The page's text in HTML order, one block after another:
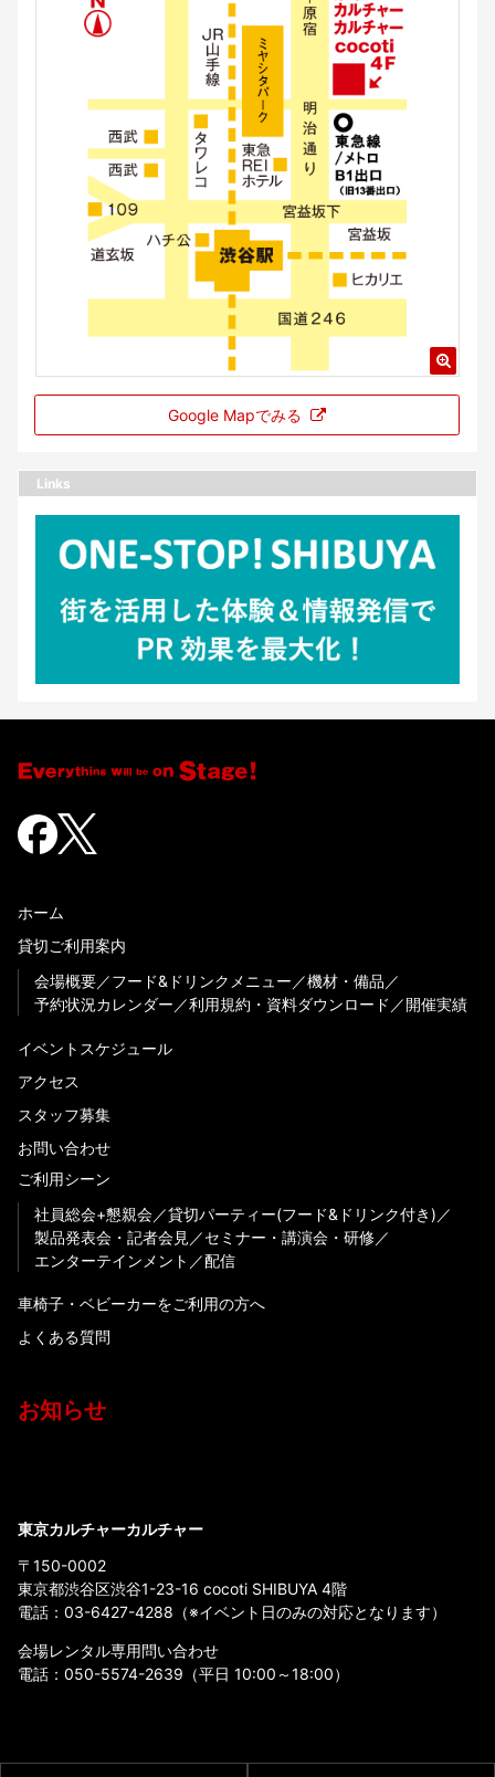
Google Mapでみる
Links
ホーム
貸切ご利用案内
会場概要
フード&ドリンクメニュー
機材・備品
予約状況カレンダー
利用規約・資料ダウンロード 開催実績
イベントスケジュール
アクセス
スタッフ募集
お問い合わせ
ご利用シーン
社員総会+懇親会
貸切パーティー(フード&ドリンク付き)
製品発表会・記者会見
セミナー・講演会・研修
エンターテインメント
配信
車椅子・ベビーカーをご利用の方へ
よくある質問
お知らせ
東京カルチャーカルチャー
〒150-0002
東京都渋谷区渋谷1-23-16 cocoti SHIBUYA 4階
電話： 03-6427-4288 （※イベント日のみの対応となります）
会場レンタル専用問い合わせ
電話： 050-5574-2639 （平日 10:00～18:00）